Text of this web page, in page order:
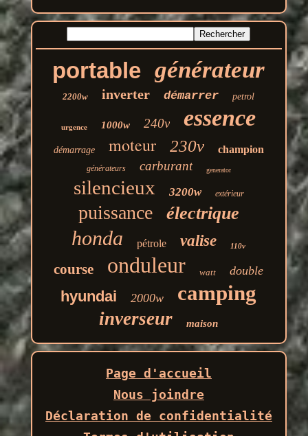
portable générateur
2200w inverter démarrer petrol
urgence 1000w 240v essence
démarrage moteur 230v champion
générateurs carburant generator
silencieux 3200w extérieur
puissance électrique
honda pétrole valise 110v
course onduleur watt double
hyundai 2000w camping
inverseur maison
Page d'accueil
Nous joindre
Déclaration de confidentialité